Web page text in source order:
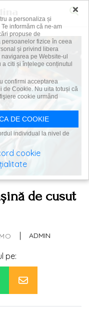
de cusut
| ADMIN
pe:
×
a personaliza și
informăm că ne-am
propuse de
fizice în ceea
și privind libera
pe Website-ul
citi și înțelege conținutul
confirmi acceptarea
de Cookie. Nu uita totuși că
cookie urmând
DE COOKIE
individual la nivel de
cookie